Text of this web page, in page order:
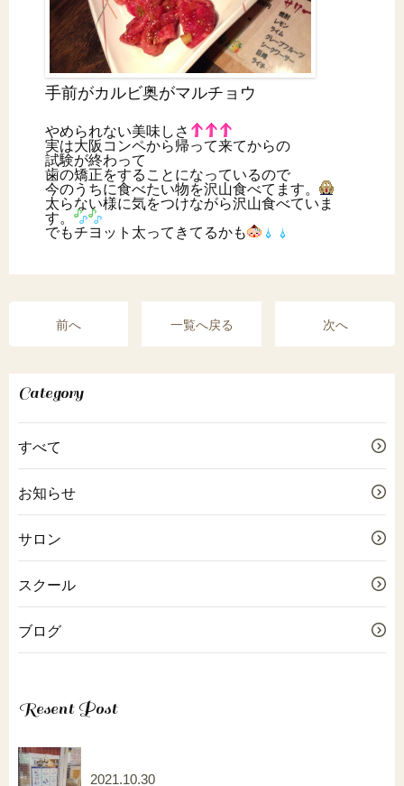
手前がカルビ奥がマルチョウ
やめられない美味しさ
実は大阪コンペから帰って来てからの
試験が終わって
歯の矯正をすることになっているので
今のうちに食べたい物を沢山食べてます。
太らない様に気をつけながら沢山食べていま
す。
でもチヨット太ってきてるかも
前へ 一覧へ戻る 次へ
Category
すべて
お知らせ
サロン
スクール
ブログ
Resent Post
2021.10.30